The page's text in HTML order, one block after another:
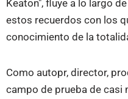
Keaton", fluye a lo largo
estos recuerdos con los
conocimiento de la
Como autopr, director,
campo de prueba de casi